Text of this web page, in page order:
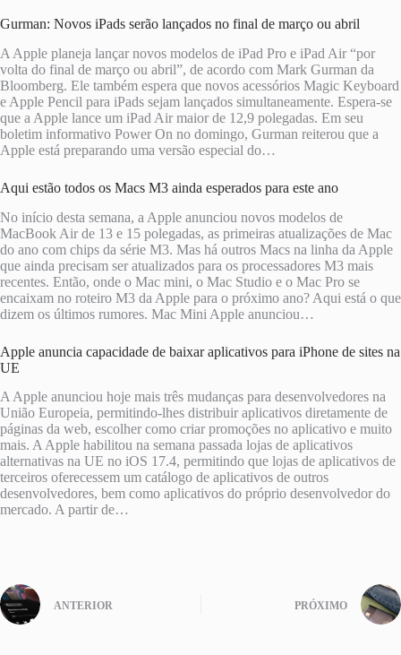
Gurman: Novos iPads serão lançados no final de março ou abril
A Apple planeja lançar novos modelos de iPad Pro e iPad Air “por
volta do final de março ou abril”, de acordo com Mark Gurman da
Bloomberg. Ele também espera que novos acessórios Magic Keyboard
e Apple Pencil para iPads sejam lançados simultaneamente. Espera-se
que a Apple lance um iPad Air maior de 12,9 polegadas. Em seu
boletim informativo Power On no domingo, Gurman reiterou que a
Apple está preparando uma versão especial do…
Aqui estão todos os Macs M3 ainda esperados para este ano
No início desta semana, a Apple anunciou novos modelos de
MacBook Air de 13 e 15 polegadas, as primeiras atualizações de Mac
do ano com chips da série M3. Mas há outros Macs na linha da Apple
que ainda precisam ser atualizados para os processadores M3 mais
recentes. Então, onde o Mac mini, o Mac Studio e o Mac Pro se
encaixam no roteiro M3 da Apple para o próximo ano? Aqui está o que
dizem os últimos rumores. Mac Mini Apple anunciou…
Apple anuncia capacidade de baixar aplicativos para iPhone de sites na
UE
A Apple anunciou hoje mais três mudanças para desenvolvedores na
União Europeia, permitindo-lhes distribuir aplicativos diretamente de
páginas da web, escolher como criar promoções no aplicativo e muito
mais. A Apple habilitou na semana passada lojas de aplicativos
alternativas na UE no iOS 17.4, permitindo que lojas de aplicativos de
terceiros oferecessem um catálogo de aplicativos de outros
desenvolvedores, bem como aplicativos do próprio desenvolvedor do
mercado. A partir de…
ANTERIOR PRÓXIMO